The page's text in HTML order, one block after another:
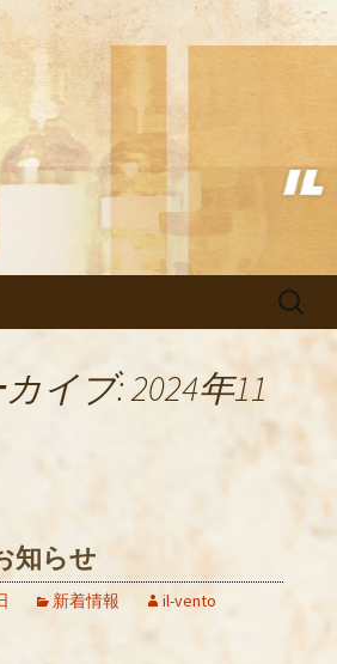
味しいイタリアン
ト」のブログ
しいイタリアン「イル
ログ
検
イブ: 2024年11
知らせ
新着情報 il-vento